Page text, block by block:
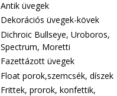
Antik üvegek
Dekorációs üvegek-kövek
Dichroic Bullseye, Uroboros,
Spectrum, Moretti
Fazettázott üvegek
Float porok,szemcsék, díszek
Frittek, prorok, konfettik,